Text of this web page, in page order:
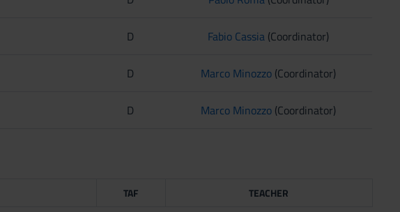
D Fabio Cassia (Coordinator)
D Marco Minozzo (Coordinator)
D Marco Minozzo (Coordinator)
TAF TEACHER